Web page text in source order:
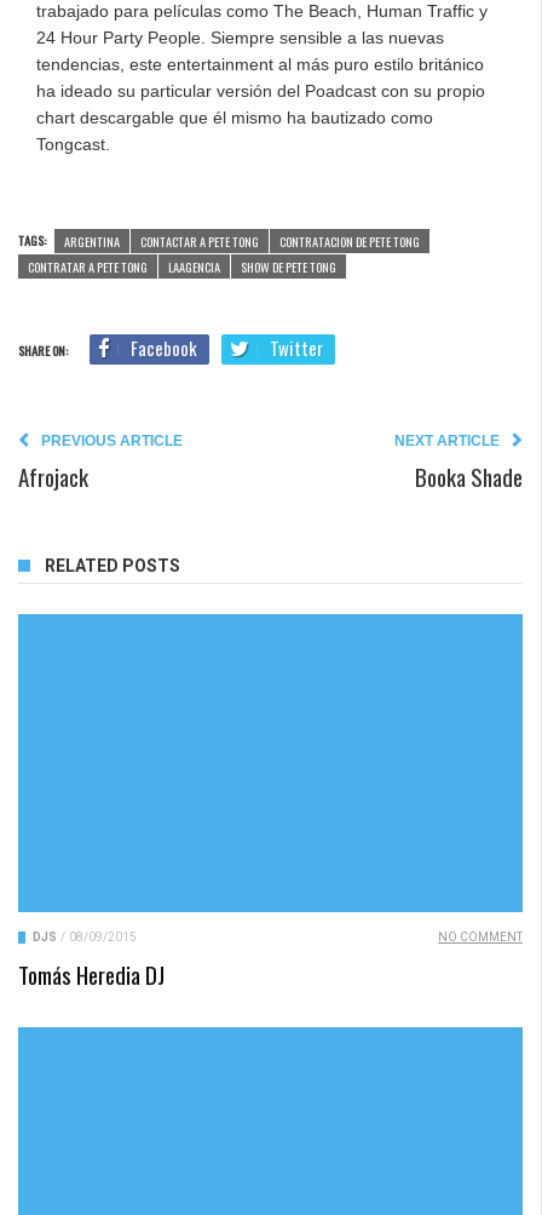
trabajado para películas como The Beach, Human Traffic y
24 Hour Party People. Siempre sensible a las nuevas
tendencias, este entertainment al más puro estilo británico
ha ideado su particular versión del Poadcast con su propio
chart descargable que él mismo ha bautizado como
Tongcast.
TAGS: ARGENTINA CONTACTAR A PETE TONG
CONTRATACION DE PETE TONG
CONTRATAR A PETE TONG
LAAGENCIA SHOW DE PETE TONG
SHARE ON: Facebook Twitter
PREVIOUS ARTICLE
Afrojack
NEXT ARTICLE
Booka Shade
RELATED POSTS
DJS / 08/09/2015 NO COMMENT
Tomás Heredia DJ